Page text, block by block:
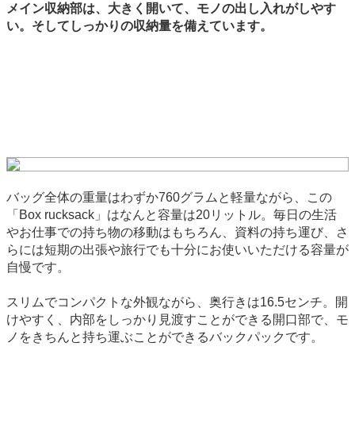
メイン収納部は、大きく開いて、モノの出し入れがしやす
い。そしてしっかりの収納量を備えています。
バッグ全体の重量はわずか760グラムと軽量ながら、この
「Box rucksack」はなんと容量は20リットル。毎日の生活
やお仕事での持ち物の移動はもちろん、資料の持ち運び、さ
らには短期の出張や旅行でも十分にお使いいただける容量が
自慢です。
スリムでコンパクトな外観ながら、奥行きは16.5センチ。開
けやすく、内部をしっかり見渡すことができる開口部で、モ
ノをきちんと持ち運ぶことができるバックパックです。